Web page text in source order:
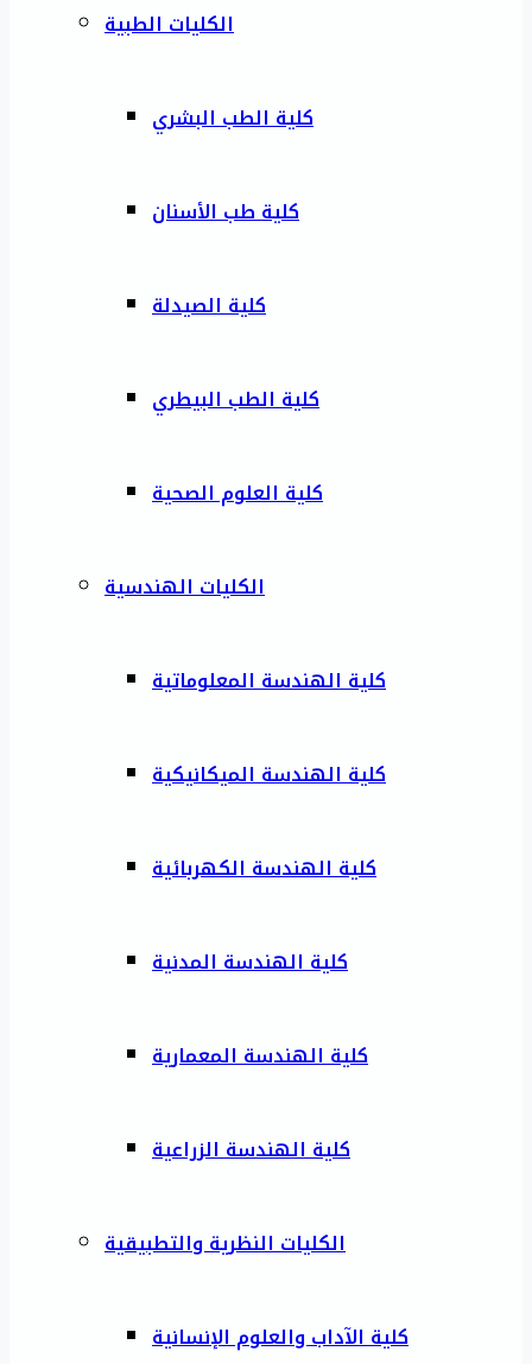
الكليات الطبية
كلية الطب البشري
كلية طب الأسنان
كلية الصيدلة
كلية الطب البيطري
كلية العلوم الصحية
الكليات الهندسية
كلية الهندسة المعلوماتية
كلية الهندسة الميكانيكية
كلية الهندسة الكهربائية
كلية الهندسة المدنية
كلية الهندسة المعمارية
كلية الهندسة الزراعية
الكليات النظرية والتطبيقية
كلية الآداب والعلوم الإنسانية